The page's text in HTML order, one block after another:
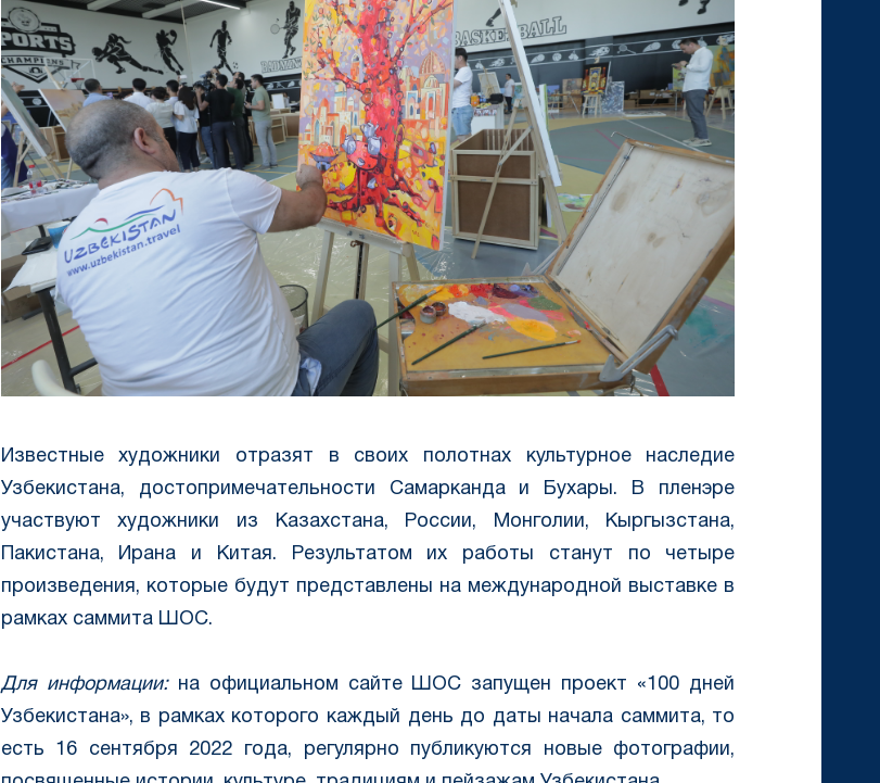
Известные художники отразят в своих полотнах культурное наследие
Узбекистана, достопримечательности Самарканда и Бухары. В пленэре
участвуют художники из Казахстана, России, Монголии, Кыргызстана,
Пакистана, Ирана и Китая. Результатом их работы станут по четыре
произведения, которые будут представлены на международной выставке в
рамках саммита ШОС.
Для информации:на официальном сайте ШОС запущен проект «100 дней
Узбекистана», в рамках которого каждый день до даты начала саммита, то
есть 16 сентября 2022 года, регулярно публикуются новые фотографии,